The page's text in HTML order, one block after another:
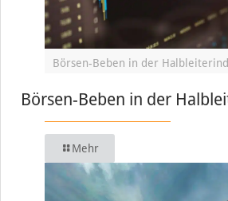
Börsen-Beben in der
Börsen-Beben in der
Mehr